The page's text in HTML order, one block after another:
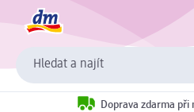
Hledat a najít
Doprava zdarma při